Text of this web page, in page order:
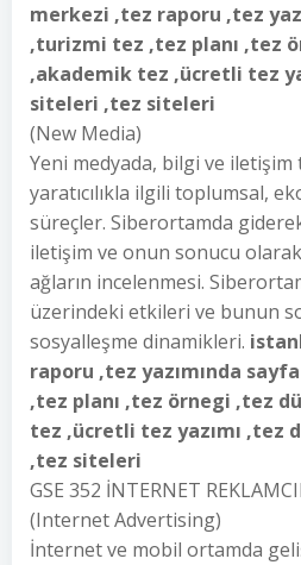
merkezi ,tez raporu ,tez
,turizmi tez ,tez planı ,tez
,akademik tez ,ücretli tez
siteleri ,tez siteleri
(New Media)
Yeni medyada, bilgi ve
yaratıcılıkla ilgili toplumsal,
süreçler. Siberortamda
iletişim ve onun sonucu
ağların incelenmesi.
üzerindeki etkileri ve bunun
sosyalleşme dinamikleri.
raporu ,tez yazımında
,tez planı ,tez örnegi ,tez
tez ,ücretli tez yazımı ,tez
,tez siteleri
GSE 352 İNTERNET
(Internet Advertising)
İnternet ve mobil ortamda